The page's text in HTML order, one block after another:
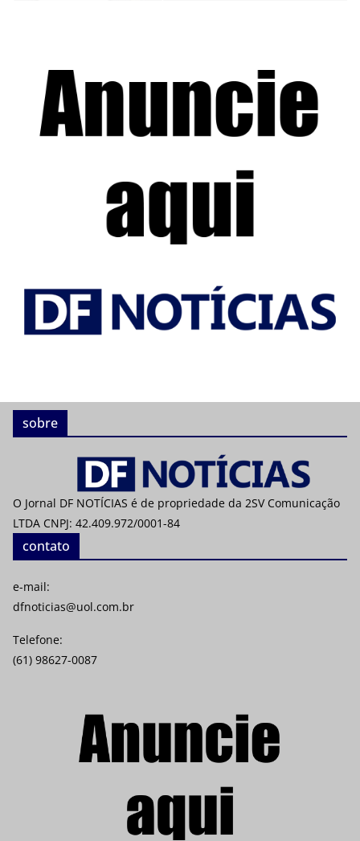
sobre
O Jornal DF NOTÍCIAS é de propriedade da 2SV Comunicação
LTDA CNPJ: 42.409.972/0001-84
contato
e-mail:
dfnoticias@uol.com.br
Telefone:
(61) 98627-0087